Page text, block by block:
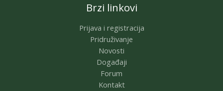
Brzi linkovi
Prijava i registracija
Pridruživanje
Novosti
Događaji
Forum
Kontakt